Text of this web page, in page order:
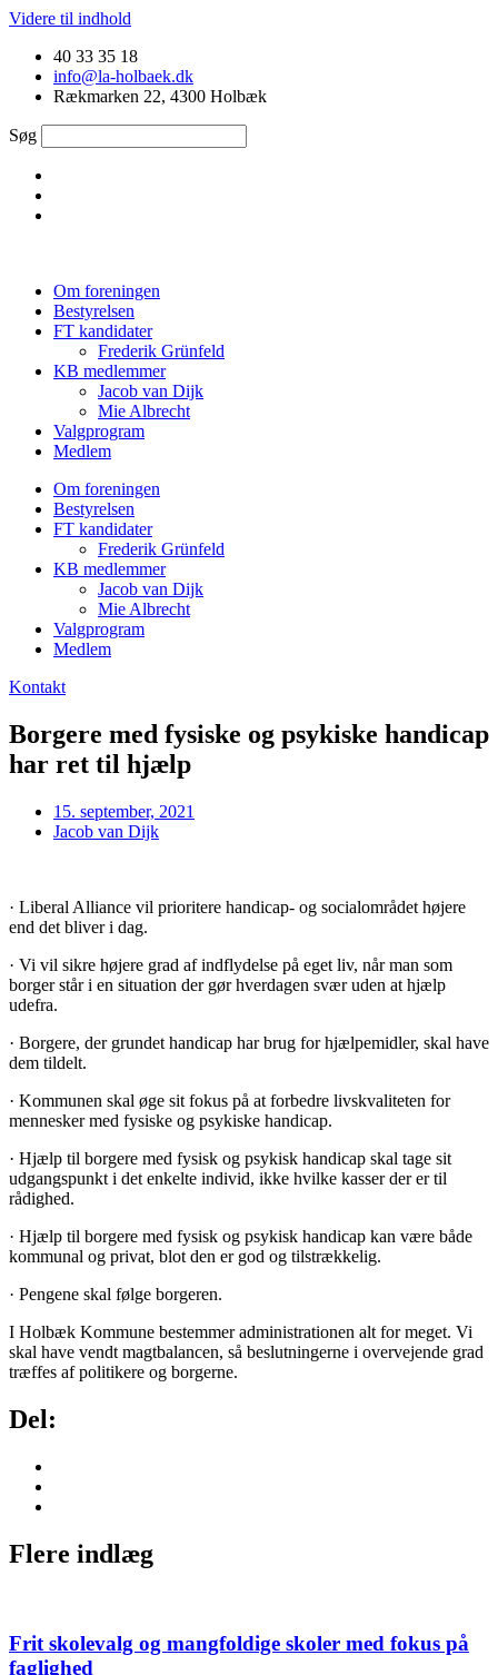
Videre til indhold
40 33 35 18
info@la-holbaek.dk
Rækmarken 22, 4300 Holbæk
Søg
Om foreningen
Bestyrelsen
FT kandidater
Frederik Grünfeld
KB medlemmer
Jacob van Dijk
Mie Albrecht
Valgprogram
Medlem
Om foreningen
Bestyrelsen
FT kandidater
Frederik Grünfeld
KB medlemmer
Jacob van Dijk
Mie Albrecht
Valgprogram
Medlem
Kontakt
Borgere med fysiske og psykiske handicap
har ret til hjælp
15. september, 2021
Jacob van Dijk
· Liberal Alliance vil prioritere handicap- og socialområdet højere
end det bliver i dag.
· Vi vil sikre højere grad af indflydelse på eget liv, når man som
borger står i en situation der gør hverdagen svær uden at hjælp
udefra.
· Borgere, der grundet handicap har brug for hjælpemidler, skal have
dem tildelt.
· Kommunen skal øge sit fokus på at forbedre livskvaliteten for
mennesker med fysiske og psykiske handicap.
· Hjælp til borgere med fysisk og psykisk handicap skal tage sit
udgangspunkt i det enkelte individ, ikke hvilke kasser der er til
rådighed.
· Hjælp til borgere med fysisk og psykisk handicap kan være både
kommunal og privat, blot den er god og tilstrækkelig.
· Pengene skal følge borgeren.
I Holbæk Kommune bestemmer administrationen alt for meget. Vi
skal have vendt magtbalancen, så beslutningerne i overvejende grad
træffes af politikere og borgerne.
Del:
Flere indlæg
Frit skolevalg og mangfoldige skoler med fokus på
faglighed